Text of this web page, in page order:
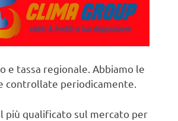
e tassa regionale. Abbiamo le
controllate periodicamente.
più qualificato sul mercato per